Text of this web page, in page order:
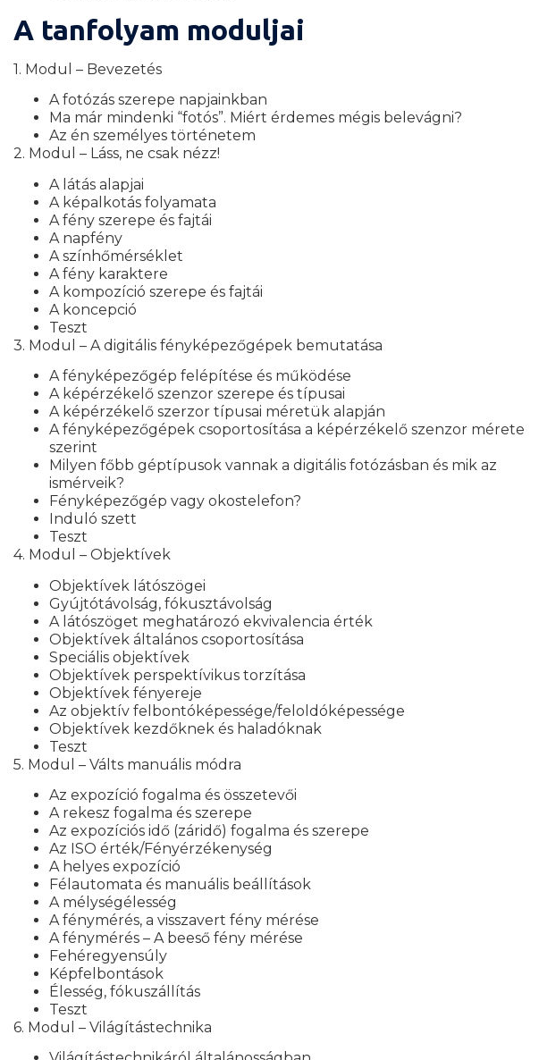
A tanfolyam moduljai
1. Modul – Bevezetés
A fotózás szerepe napjainkban
Ma már mindenki “fotós”. Miért érdemes mégis belevágni?
Az én személyes történetem
2. Modul – Láss, ne csak nézz!
A látás alapjai
A képalkotás folyamata
A fény szerepe és fajtái
A napfény
A színhőmérséklet
A fény karaktere
A kompozíció szerepe és fajtái
A koncepció
Teszt
3. Modul – A digitális fényképezőgépek bemutatása
A fényképezőgép felépítése és működése
A képérzékelő szenzor szerepe és típusai
A képérzékelő szerzor típusai méretük alapján
A fényképezőgépek csoportosítása a képérzékelő szenzor mérete
szerint
Milyen főbb géptípusok vannak a digitális fotózásban és mik az
ismérveik?
Fényképezőgép vagy okostelefon?
Induló szett
Teszt
4. Modul – Objektívek
Objektívek látószögei
Gyújtótávolság, fókusztávolság
A látószöget meghatározó ekvivalencia érték
Objektívek általános csoportosítása
Speciális objektívek
Objektívek perspektívikus torzítása
Objektívek fényereje
Az objektív felbontóképessége/feloldóképessége
Objektívek kezdőknek és haladóknak
Teszt
5. Modul – Válts manuális módra
Az expozíció fogalma és összetevői
A rekesz fogalma és szerepe
Az expozíciós idő (záridő) fogalma és szerepe
Az ISO érték/Fényérzékenység
A helyes expozíció
Félautomata és manuális beállítások
A mélységélesség
A fénymérés, a visszavert fény mérése
A fénymérés – A beeső fény mérése
Fehéregyensúly
Képfelbontások
Élesség, fókuszállítás
Teszt
6. Modul – Világítástechnika